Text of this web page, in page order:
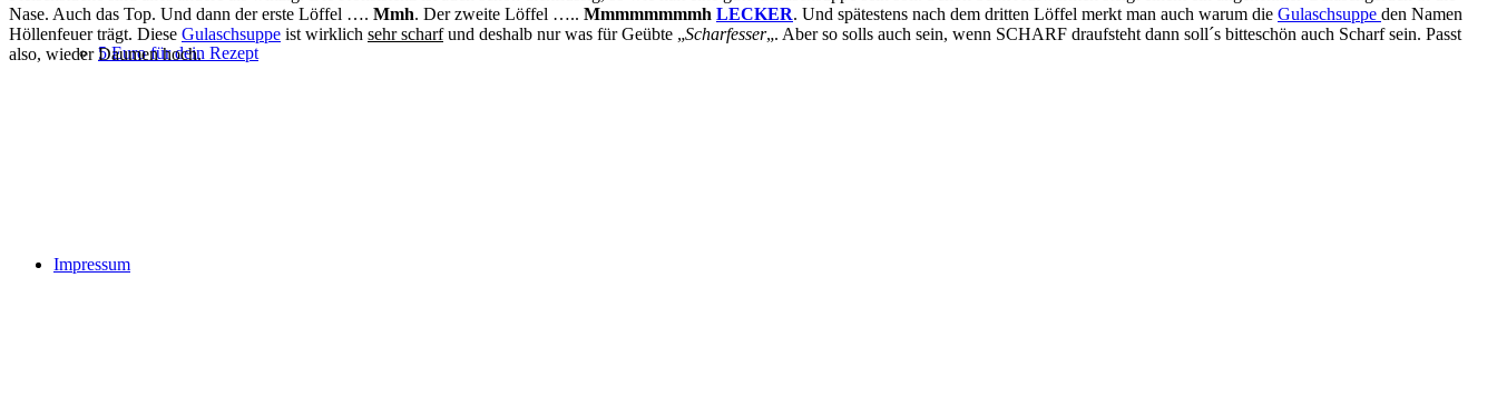
5 Euro für dein Rezept
Impressum
Nase. Auch das Top. Und dann der erste Löffel …. Mmh. Der zweite Löffel ….. Mmmmmmmmh LECKER. Und spätestens nach dem dritten Löffel merkt man auch warum die Gulaschsuppe den Namen
Höllenfeuer trägt. Diese Gulaschsuppe ist wirklich sehr scharfund deshalb nur was für Geübte „Scharfesser„. Aber so solls auch sein, wenn SCHARF draufsteht dann soll´s bitteschön auch Scharf sein. Passt
also, wieder Daumen hoch.